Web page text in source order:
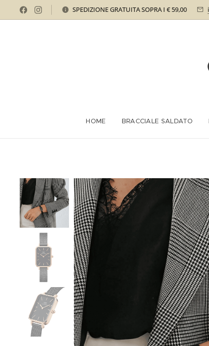
SPEDIZIONE GRATUITA SOPRA I € 59,00
HOME BRACCIALE SALDATO